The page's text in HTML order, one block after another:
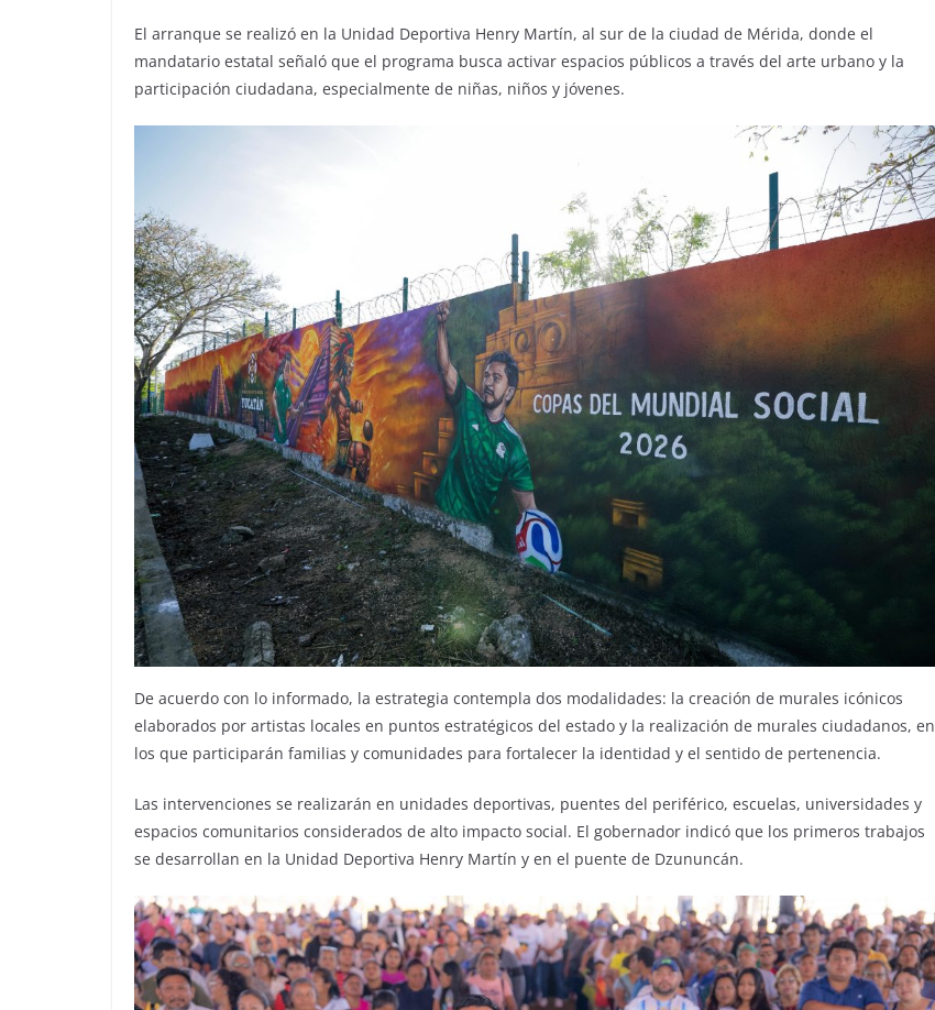
El arranque se realizó en la Unidad Deportiva Henry Martín, al sur de la ciudad de Mérida, donde el
mandatario estatal señaló que el programa busca activar espacios públicos a través del arte urbano y la
participación ciudadana, especialmente de niñas, niños y jóvenes.
De acuerdo con lo informado, la estrategia contempla dos modalidades: la creación de murales icónicos
elaborados por artistas locales en puntos estratégicos del estado y la realización de murales ciudadanos, en
los que participarán familias y comunidades para fortalecer la identidad y el sentido de pertenencia.
Las intervenciones se realizarán en unidades deportivas, puentes del periférico, escuelas, universidades y
espacios comunitarios considerados de alto impacto social. El gobernador indicó que los primeros trabajos
se desarrollan en la Unidad Deportiva Henry Martín y en el puente de Dzununcán.